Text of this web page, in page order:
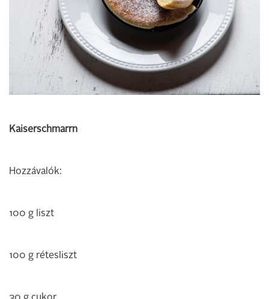
Kaiserschmarrn
Hozzávalók:
100 g liszt
100 g rétesliszt